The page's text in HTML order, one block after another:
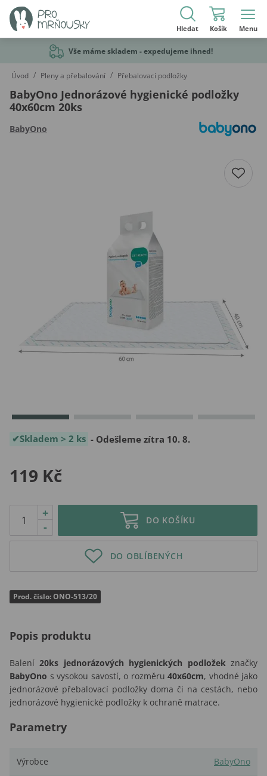
Hledat Košík Menu
Vše máme skladem - expedujeme ihned!
Úvod / Pleny a přebalování / Přebalovací podložky
BabyOno Jednorázové hygienické podložky
40x60cm 20ks
BabyOno
Skladem > 2 ks - Odešleme zítra 10. 8.
119 Kč
-
+
DO KOŠÍKU
DO OBLÍBENÝCH
Prod. číslo: ONO-513/20
Popis produktu
Balení20ks jednorázových hygienických podložekznačky
BabyOno s vysokou savostí, o rozměru 40x60cm, vhodné jako
jednorázové přebalovací podložky doma či na cestách, nebo
jednorázové hygienické podložky k ochraně matrace.
Parametry
Výrobce BabyOno